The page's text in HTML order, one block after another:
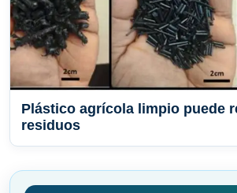
Plástico agrícola limpio puede
residuos